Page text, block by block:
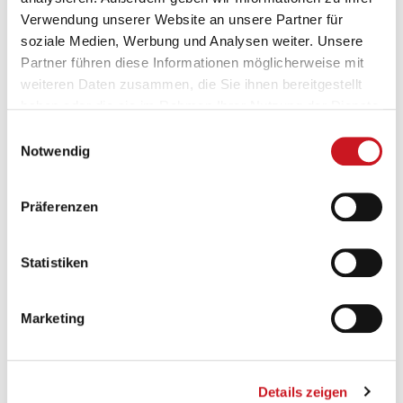
Verwendung unserer Website an unsere Partner für
soziale Medien, Werbung und Analysen weiter. Unsere
Partner führen diese Informationen möglicherweise mit
weiteren Daten zusammen, die Sie ihnen bereitgestellt
Notwendig
Präferenzen
Statistiken
Marketing
Details zeigen